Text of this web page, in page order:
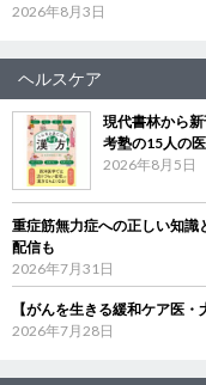
2026年8月3日
ヘルスケア
現代書林から
考塾の15人の
2026年8月5日
重症筋無力症への正しい知
配信も
2026年7月31日
【がんを生きる緩和ケア医
2026年7月28日